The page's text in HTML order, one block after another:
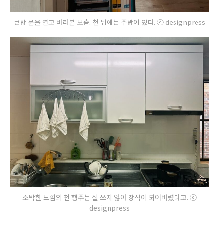
큰방 문을 열고 바라본 모습. 천 뒤에는 주방이 있다. ⓒ designpress
소박한 느낌의 천 행주는 잘 쓰지 않아 장식이 되어버렸다고. ⓒ
designpress